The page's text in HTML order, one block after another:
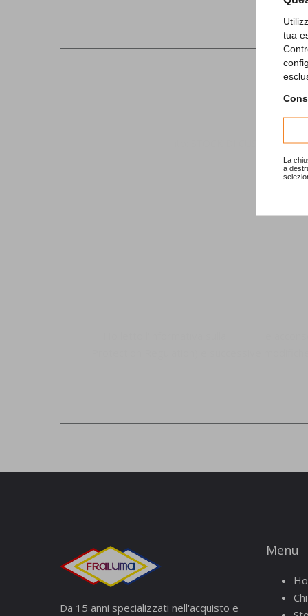
tua
La
a
Da 15 anni specializzati nell'acquisto e
Menu